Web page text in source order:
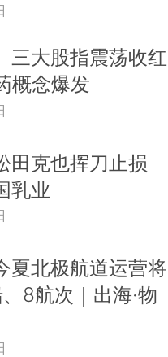
三大股指震荡收红
概念爆发
田克也挥刀止损
乳业
夏北极航道运营将
8航次｜出海·物